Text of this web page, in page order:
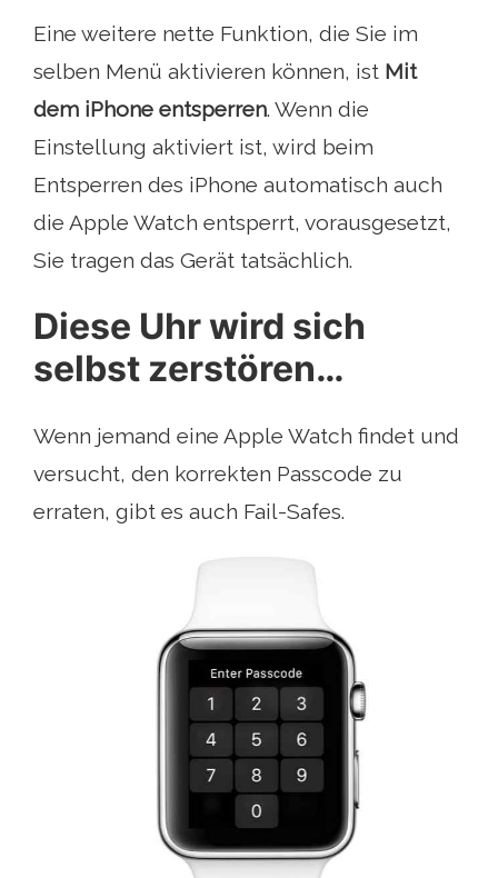
Eine weitere nette Funktion, die Sie im
selben Menü aktivieren können, ist Mit
dem iPhone entsperren. Wenn die
Einstellung aktiviert ist, wird beim
Entsperren des iPhone automatisch auch
die Apple Watch entsperrt, vorausgesetzt,
Sie tragen das Gerät tatsächlich.
Diese Uhr wird sich
selbst zerstören…
Wenn jemand eine Apple Watch findet und
versucht, den korrekten Passcode zu
erraten, gibt es auch Fail-Safes.